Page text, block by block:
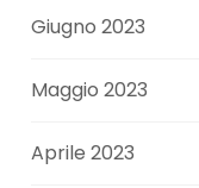
Giugno 2023
Maggio 2023
Aprile 2023